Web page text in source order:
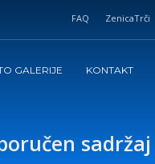
FAQ ZenicaTrči
GALERIJE KONTAKT